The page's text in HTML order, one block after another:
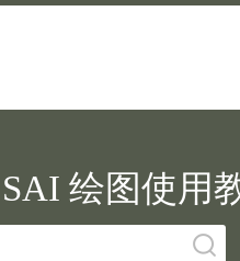
SAI 绘图使用